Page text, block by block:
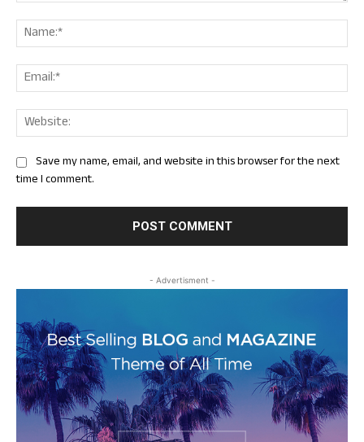
Save my name, email, and website in this browser for the next
time I comment.
- Advertisment -